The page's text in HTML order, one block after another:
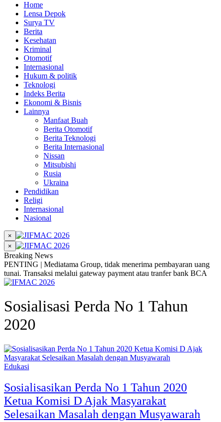
Home
Lensa Depok
Surya TV
Berita
Kesehatan
Kriminal
Otomotif
Internasional
Hukum & politik
Teknologi
Indeks Berita
Ekonomi & Bisnis
Lainnya
Manfaat Buah
Berita Otomotif
Berita Teknologi
Berita Internasional
Nissan
Mitsubishi
Rusia
Ukraina
Pendidikan
Religi
Internasional
Nasional
×
×
Breaking News
PENTING | Mediatama Group, tidak menerima pembayaran uang
tunai. Transaksi melalui gateway payment atau tranfer bank BCA
Sosialisasi Perda No 1 Tahun
2020
Edukasi
Sosialisasikan Perda No 1 Tahun 2020
Ketua Komisi D Ajak Masyarakat
Selesaikan Masalah dengan Musyawarah